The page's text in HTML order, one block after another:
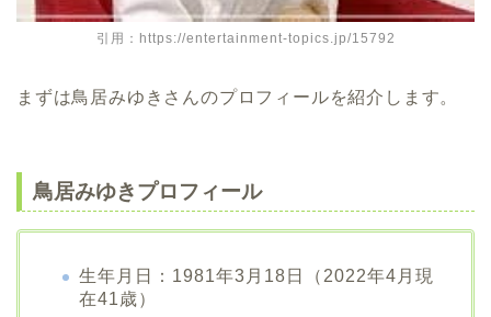
引用：https://entertainment-topics.jp/15792
まずは鳥居みゆきさんのプロフィールを紹介します。
鳥居みゆきプロフィール
生年月日：1981年3月18日（2022年4月現
在41歳）